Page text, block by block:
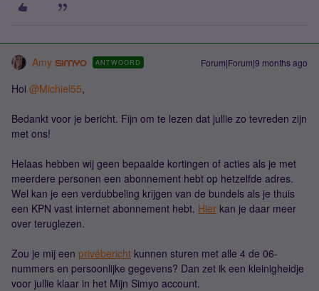
Amy ANTWOORD Forum|Forum|9 months ago
Hoi ​ @Michiel55,
Bedankt voor je bericht. Fijn om te lezen dat jullie zo tevreden zijn
met ons!
Helaas hebben wij geen bepaalde kortingen of acties als je met
meerdere personen een abonnement hebt op hetzelfde adres.
Wel kan je een verdubbeling krijgen van de bundels als je thuis
een KPN vast internet abonnement hebt. Hier kan je daar meer
over teruglezen.
Zou je mij een privébericht kunnen sturen met alle 4 de 06-
nummers en persoonlijke gegevens? Dan zet ik een kleinigheidje
voor jullie klaar in het Mijn Simyo account.